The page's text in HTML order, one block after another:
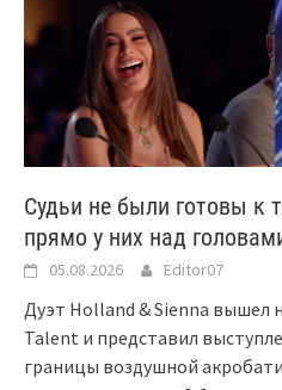
Судьи не были готовы к
прямо у них над
05.08.2026 Editor07
Дуэт Holland & Sienna вышел
Talent и представил
границы воздушной